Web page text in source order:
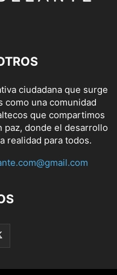
ciudadana que surge
como una comunidad
que compartimos
paz, donde el desarrollo
realidad para todos.